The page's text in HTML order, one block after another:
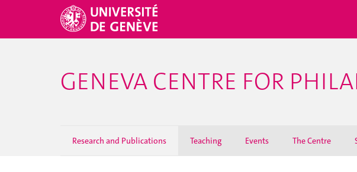
GENEVA CENTRE FOR
Research and Publications Teaching Events The Centre